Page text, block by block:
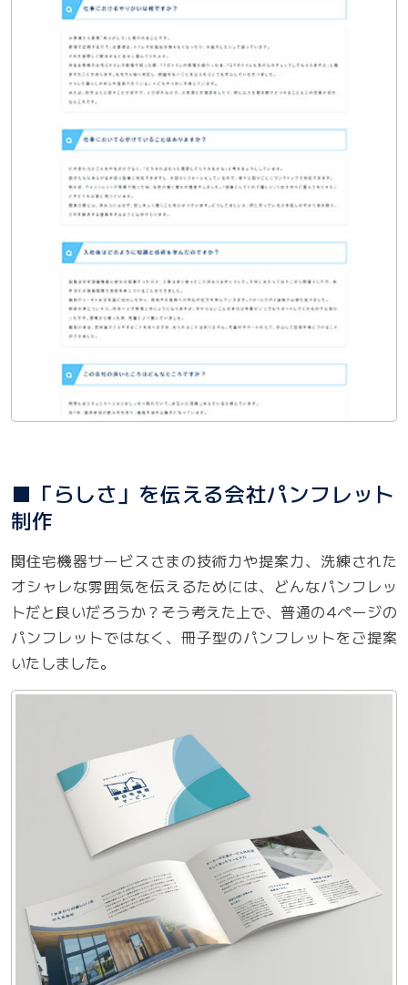
■「らしさ」を伝える会社パンフレット
制作
関住宅機器サービスさまの技術力や提案力、洗練された
オシャレな雰囲気を伝えるためには、どんなパンフレッ
トだと良いだろうか？そう考えた上で、普通の4ページの
パンフレットではなく、冊子型のパンフレットをご提案
いたしました。